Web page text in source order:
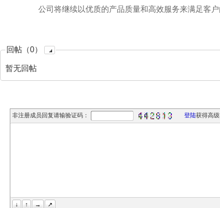
公司将继续以优质的产品质量和高效服务来满足客
回帖（0）
暂无回帖
非注册成员回复请输验证码： 登陆获得高
↓ ↑ → ↗